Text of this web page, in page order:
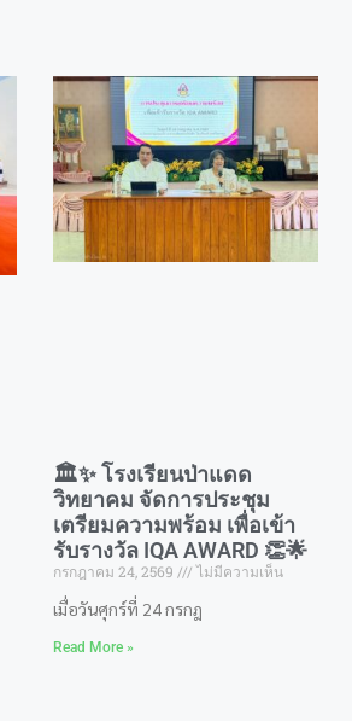
🏛️✨ โรงเรียนป่าแดด
วิทยาคม จัดการประชุม
เตรียมความพร้อม เพื่อเข้า
รับรางวัล IQA AWARD 👏🌟
กรกฎาคม 24, 2569 ไม่มีความเห็น
​เมื่อวันศุกร์ที่ 24 กรกฎ
Read More »